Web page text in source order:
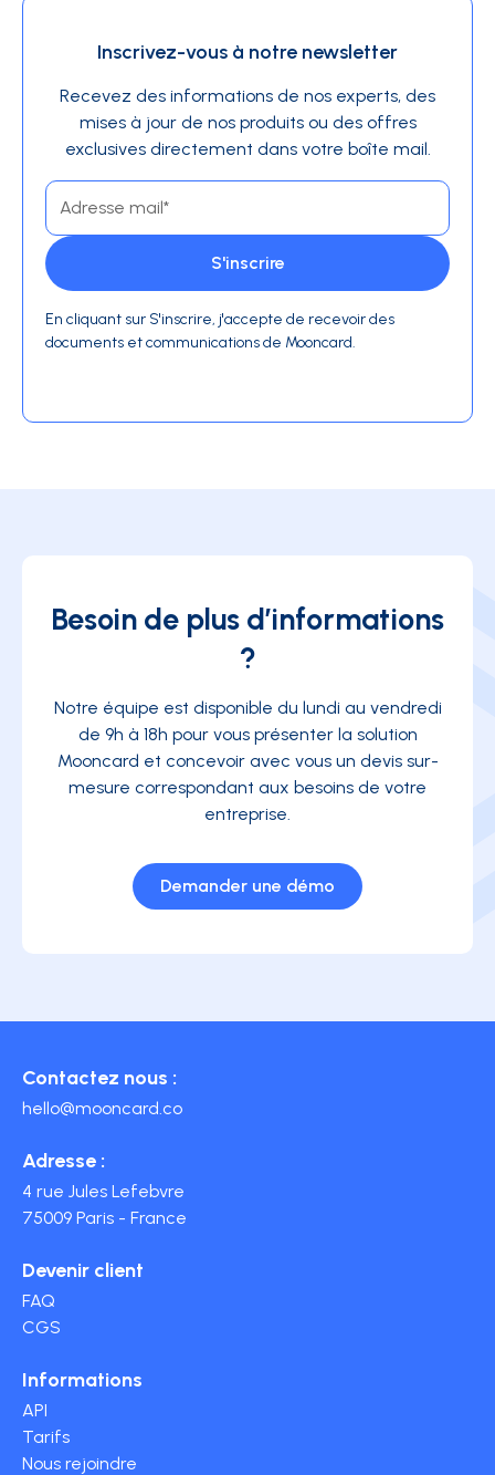
Inscrivez-vous à notre newsletter
Recevez des informations de nos experts, des
mises à jour de nos produits ou des offres
exclusives directement dans votre boîte mail.
En cliquant sur S'inscrire, j'accepte de recevoir des
documents et communications de Mooncard.
Besoin de plus d’informations
?
Notre équipe est disponible du lundi au vendredi
de 9h à 18h pour vous présenter la solution
Mooncard et concevoir avec vous un devis sur-
mesure correspondant aux besoins de votre
entreprise.
Demander une démo
Contactez nous :
hello@mooncard.co
Adresse :
4 rue Jules Lefebvre
75009 Paris - France
Devenir client
FAQ
CGS
Informations
API
Tarifs
Nous rejoindre